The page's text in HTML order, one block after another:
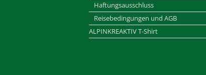
Haftungsausschluss
Reisebedingungen und AGB
ALPINKREAKTIV T-Shirt